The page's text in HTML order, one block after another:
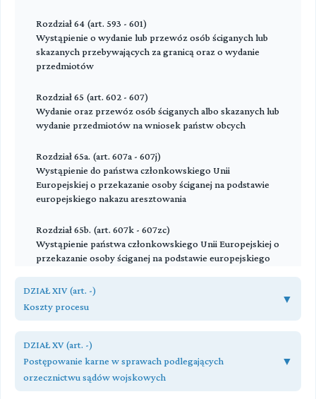
Rozdział 64 (art. 593 - 601)
Wystąpienie o wydanie lub przewóz osób ściganych lub
skazanych przebywających za granicą oraz o wydanie
przedmiotów
Rozdział 65 (art. 602 - 607)
Wydanie oraz przewóz osób ściganych albo skazanych lub
wydanie przedmiotów na wniosek państw obcych
Rozdział 65a. (art. 607a - 607j)
Wystąpienie do państwa członkowskiego Unii
Europejskiej o przekazanie osoby ściganej na podstawie
europejskiego nakazu aresztowania
Rozdział 65b. (art. 607k - 607zc)
Wystąpienie państwa członkowskiego Unii Europejskiej o
przekazanie osoby ściganej na podstawie europejskiego
Rozdział 65c (art. 607zd - 607zg)
Rozdział 65d (art. 607zh - 607zn)
Wystąpienie państwa członkowskiego Unii Europejskiej o
DZIAŁ XIV (art. -)
Koszty procesu
▼
Rozdział 68 (art. 616 - 622)
Przepisy ogólne
Rozdział 69 (art. 623 - 625)
DZIAŁ XV (art. -)
Postępowanie karne w sprawach podlegających
orzecznictwu sądów wojskowych
▼